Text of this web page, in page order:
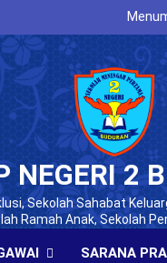
NEGERI 2
Sekolah Sahabat
Ramah Anak, Sekolah
SARANA